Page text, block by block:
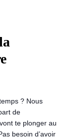
? Nous
de
te plonger au
besoin d’avoir